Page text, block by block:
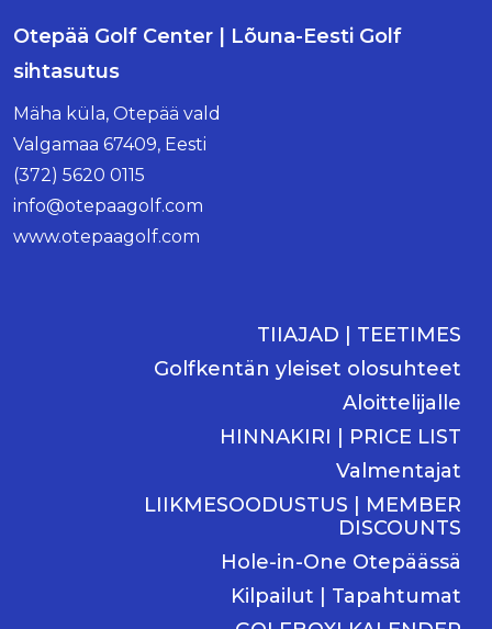
Otepää Golf Center | Lõuna-Eesti Golf
sihtasutus
Mäha küla, Otepää vald
Valgamaa 67409, Eesti
(372) 5620 0115
info@otepaagolf.com
www.otepaagolf.com
TIIAJAD | TEETIMES
Golfkentän yleiset olosuhteet
Aloittelijalle
HINNAKIRI | PRICE LIST
Valmentajat
LIIKMESOODUSTUS | MEMBER
DISCOUNTS
Hole-in-One Otepäässä
Kilpailut | Tapahtumat